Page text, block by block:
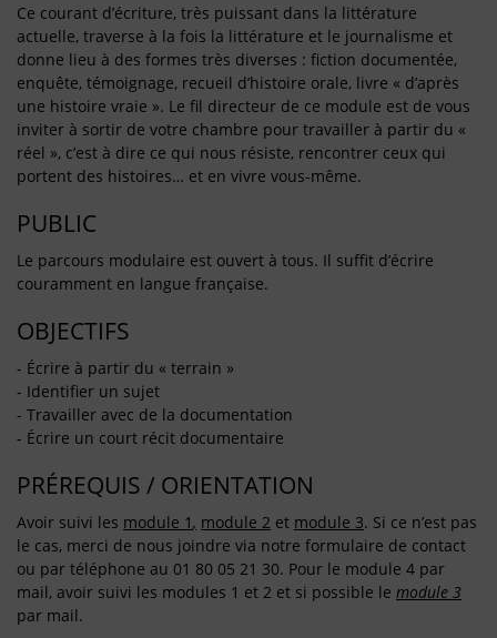
Ce courant d’écriture, très puissant dans la littérature
actuelle, traverse à la fois la littérature et le journalisme et
donne lieu à des formes très diverses : fiction documentée,
enquête, témoignage, recueil d’histoire orale, livre « d’après
une histoire vraie ». Le fil directeur de ce module est de vous
inviter à sortir de votre chambre pour travailler à partir du «
réel », c’est à dire ce qui nous résiste, rencontrer ceux qui
portent des histoires… et en vivre vous-même.
PUBLIC
Le parcours modulaire est ouvert à tous. Il suffit d’écrire
couramment en langue française.
OBJECTIFS
- Écrire à partir du « terrain »
- Identifier un sujet
- Travailler avec de la documentation
- Écrire un court récit documentaire
PRÉREQUIS / ORIENTATION
Avoir suivi les module 1, module 2 et module 3. Si ce n’est pas
le cas, merci de nous joindre via notre formulaire de contact
ou par téléphone au 01 80 05 21 30. Pour le module 4 par
mail, avoir suivi les modules 1 et 2 et si possible le module 3
par mail.